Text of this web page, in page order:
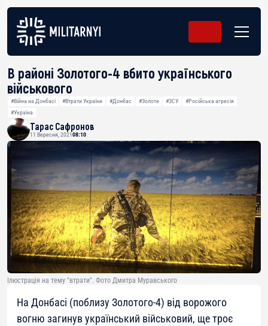
В районі Золотого-4 вбито українського
військового
#Війна на Донбасі #Втрати України #Донбас #Золоте #ЗСУ
#Російська агресія
#Україна
Тарас Сафронов
11 Вересня, 2021 08:10
Ілюстрація на тему "втрати". Фото Дмитра Муравського
На Донбасі (поблизу Золотого-4) від ворожого
вогню загинув український військовий, ще троє